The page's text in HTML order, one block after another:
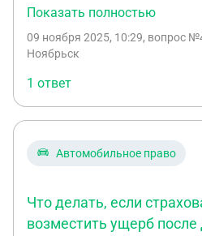
Это указано в договоре
пользования. Но страховая
то, что у меня ип с основным видом деятельности
работа в такси и есть
что я указал неверную
что является причиной для
страховки и выплаты
сдаю авто в аренду, что
договором. Что делает
Показать полностью
09 ноября 2025, 10:29, вопрос
Ноябрьск
1 ответ
Автомобильное право
Что делать, если
возместить ущерб